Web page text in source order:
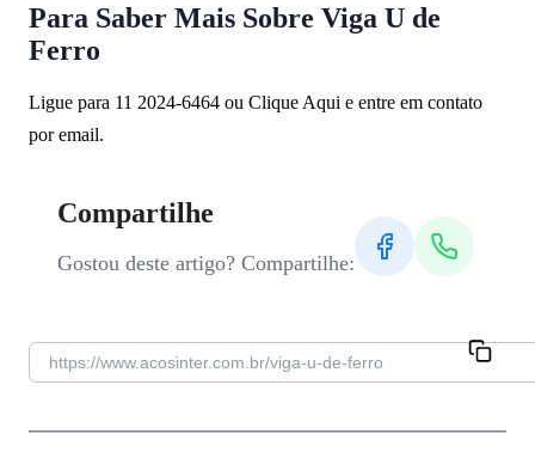
Para Saber Mais Sobre Viga U de
Ferro
Ligue para 11 2024-6464 ou Clique Aqui e entre em contato
por email.
Compartilhe
Gostou deste artigo? Compartilhe: